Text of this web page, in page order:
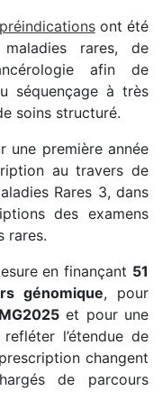
ont été
rares, de
afin de
séquençage à très
soins structuré.
une première année
au travers de
Rares 3, dans
des examens
rares.
en finançant 51
génomique, pour
et pour une
l’étendue de
changent
de parcours